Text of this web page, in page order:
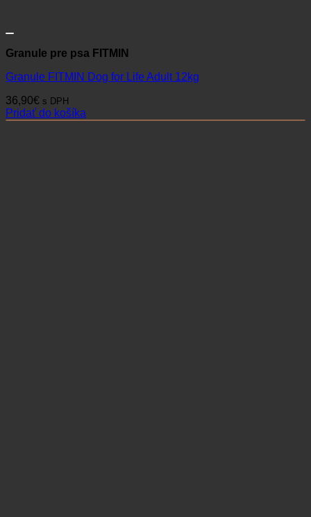
Granule pre psa FITMIN
Granule FITMIN Dog for Life Adult 12kg
36,90€ s DPH
Pridať do košíka